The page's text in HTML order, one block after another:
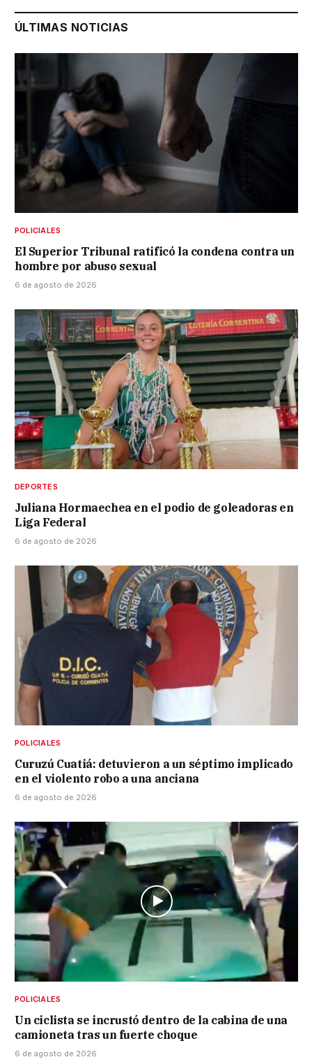
ÚLTIMAS NOTICIAS
POLICIALES
El Superior Tribunal ratificó la condena contra un
hombre por abuso sexual
6 de agosto de 2026
DEPORTES
Juliana Hormaechea en el podio de goleadoras en
Liga Federal
6 de agosto de 2026
POLICIALES
Curuzú Cuatiá: detuvieron a un séptimo implicado
en el violento robo a una anciana
6 de agosto de 2026
POLICIALES
Un ciclista se incrustó dentro de la cabina de una
camioneta tras un fuerte choque
6 de agosto de 2026